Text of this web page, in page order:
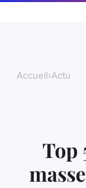
Accueil›Actu
Top